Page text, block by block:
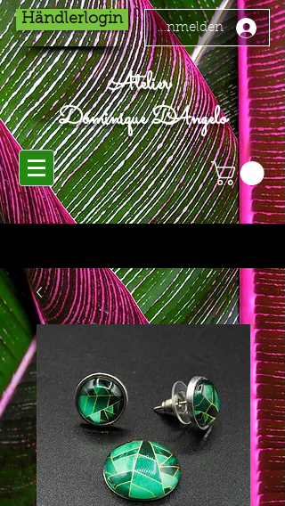
Händlerlogin
Anmelden
Atelier
Dominique D'Angelo